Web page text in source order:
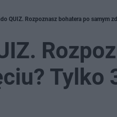
QUIZ. Rozpoznasz bohatera po samym
Tylko